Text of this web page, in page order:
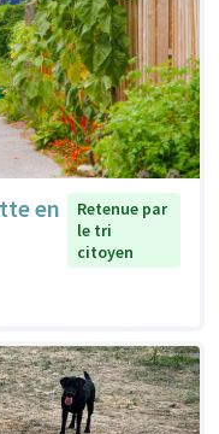
en
Retenue par
le tri
citoyen